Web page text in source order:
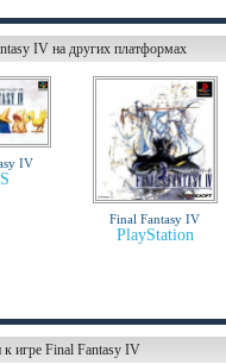
IV на других платформах
IV
Final Fantasy IV
PlayStation
игре Final Fantasy IV